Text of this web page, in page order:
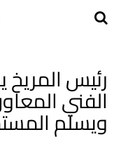
رئيس المريخ
الفني
ويسلم